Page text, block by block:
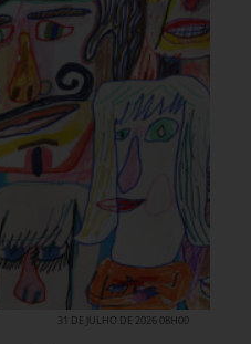
31 DE JULHO DE 2026 08H00